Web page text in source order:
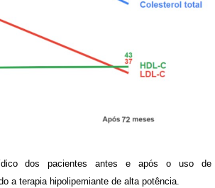
dos pacientes antes e após o uso de
a terapia hipolipemiante de alta potência.